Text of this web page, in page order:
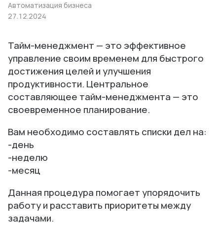
Автоматизация бизнеса
27.12.2024
Тайм-менеджмент — это эффективное
управление своим временем для быстрого
достижения целей и улучшения
продуктивности. Центральное
составляющее тайм-менеджмента — это
своевременное планирование.
Вам необходимо составлять списки дел на:
-день
-неделю
-месяц
Данная процедура помогает упорядочить
работу и расставить приоритеты между
задачами.